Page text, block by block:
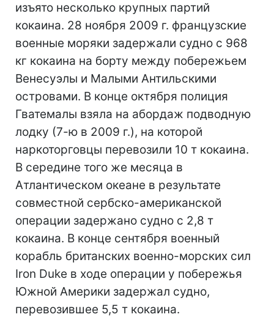
изъято несколько крупных партий
кокаина. 28 ноября 2009 г. французские
военные моряки задержали судно с 968
кг кокаина на борту между побережьем
Венесуэлы и Малыми Антильскими
островами. В конце октября полиция
Гватемалы взяла на абордаж подводную
лодку (7-ю в 2009 г.), на которой
наркоторговцы перевозили 10 т кокаина.
В середине того же месяца в
Атлантическом океане в результате
совместной сербско-американской
операции задержано судно с 2,8 т
кокаина. В конце сентября военный
корабль британских военно-морских сил
Iron Duke в ходе операции у побережья
Южной Америки задержал судно,
перевозившее 5,5 т кокаина.